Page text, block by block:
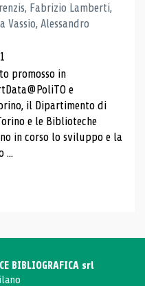
Fabrizio Lamberti,
Vassio, Alessandro
promosso in
e
il Dipartimento di
e le Biblioteche
in corso lo sviluppo e la
...
BIBLIOGRAFICA srl